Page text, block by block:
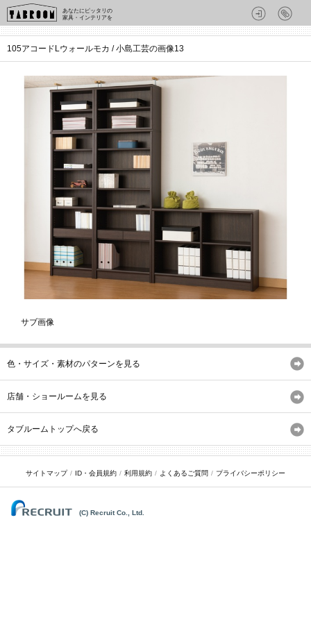
あなたにピッタリの
家具・インテリアを
105アコードLウォールモカ / 小島工芸の画像13
サブ画像
色・サイズ・素材のパターンを見る
店舗・ショールームを見る
タブルームトップへ戻る
サイトマップ ID・会員規約 利用規約 よくあるご質問 プライバシーポリシー
(C) Recruit Co., Ltd.